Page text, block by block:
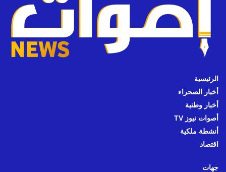
الرئيسية
أخبار الصحراء
أخبار وطنية
أصوات نيوز TV
أنشطة ملكية
اقتصاد
جهات